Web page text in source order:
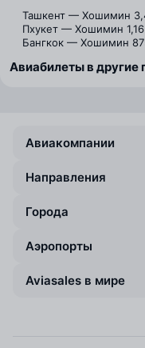
Ташкент — Хошимин
Пхукет — Хошимин
Бангкок — Хошимин
Авиабилеты в другие
Авиакомпании
Направления
Города
Аэропорты
Aviasales в мире